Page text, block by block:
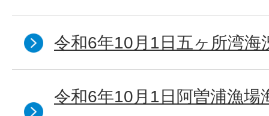
令和6年10月1日五ヶ所湾海
令和6年10月1日阿曽浦漁場